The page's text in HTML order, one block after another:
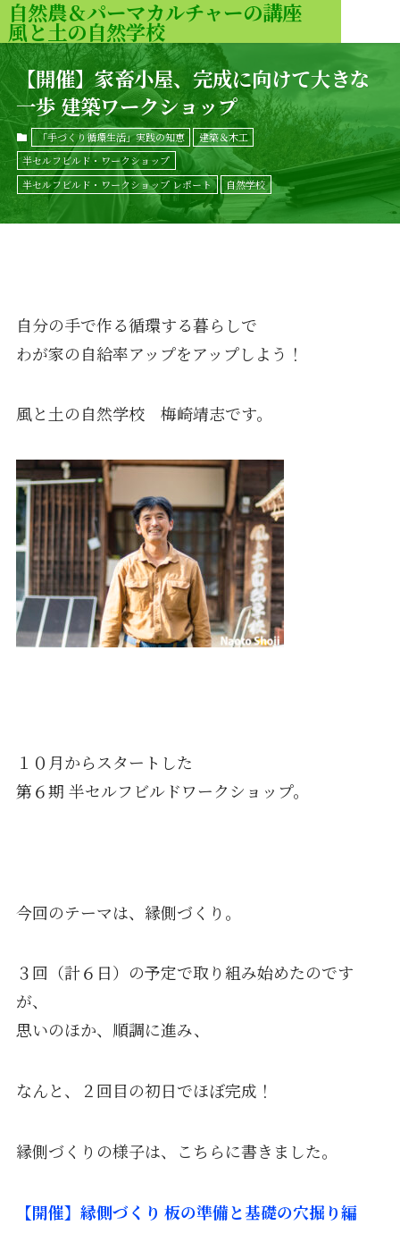
自然農＆パーマカルチャーの講座
風と土の自然学校
【開催】家畜小屋、完成に向けて大きな
一歩 建築ワークショップ
「手づくり循環生活」実践の知恵
建築＆木工
半セルフビルド・ワークショップ
半セルフビルド・ワークショップ レポート
自然学校
自分の手で作る循環する暮らしで
わが家の自給率アップをアップしよう！
風と土の自然学校 梅崎靖志です。
１０月からスタートした
第６期 半セルフビルドワークショップ。
今回のテーマは、縁側づくり。
３回（計６日）の予定で取り組み始めたのです
が、
思いのほか、順調に進み、
なんと、２回目の初日でほぼ完成！
縁側づくりの様子は、こちらに書きました。
【開催】縁側づくり 板の準備と基礎の穴掘り編